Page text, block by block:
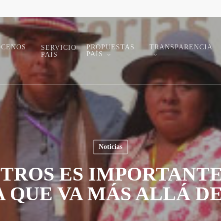
SERVICIO
PAÍS
PROPUESTAS
PAÍS
TRANSPARENCIA
Noticias
ES
QUE VA MÁS ALLÁ